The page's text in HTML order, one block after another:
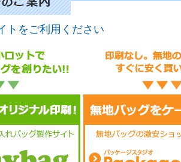
No.15-046 No.15-045
No.15-041
トをご利用ください